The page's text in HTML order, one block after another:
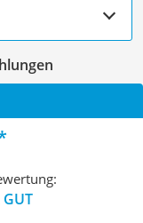
GUT